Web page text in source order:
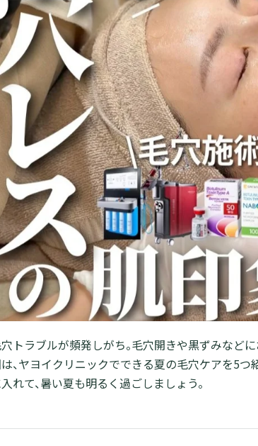
トラブルが頻発しがち。毛穴開きや黒ずみなど
、ヤヨイクリニックでできる夏の毛穴ケアを5つ
れて、暑い夏も明るく過ごしましょう。